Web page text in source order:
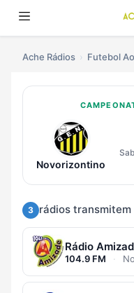
Ache Rádios Futebol
Ouvir
Novorizontino
3 rádios
Rádio
104.9 FM ·